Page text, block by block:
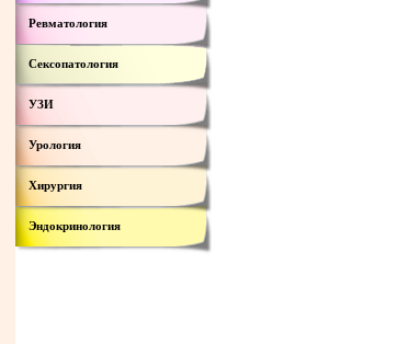
Ревматология
Сексопатология
УЗИ
Урология
Хирургия
Эндокринология